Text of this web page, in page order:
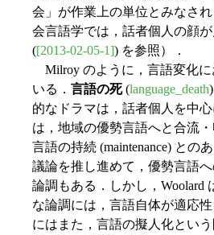
会」が作業上の単位とみなさ
会言語学では，話者個人の顔が
([2013-02-05-1]) を参照）．
Milroy のように，言語変化に
いる． 言語の死(language_death
的なドラマは，話者個人を中
は，地域の優勢言語へと合流
言語の持続 (maintenance) との
議論を推し進めて，優勢言語
論調もある．しかし，Woolard
な論調には，言語自体が適応
にはまた，言語の擬人化とい